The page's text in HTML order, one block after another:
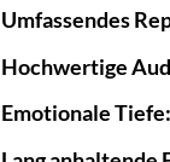
Umfassendes
Hochwertige
Emotionale Tiefe: